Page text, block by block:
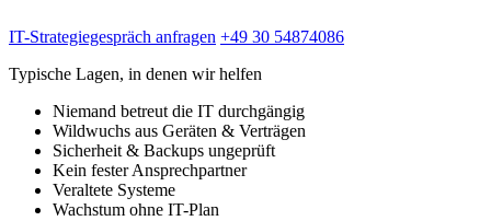
IT-Strategiegespräch anfragen +49 30 54874086
Typische Lagen, in denen wir helfen
Niemand betreut die IT durchgängig
Wildwuchs aus Geräten & Verträgen
Sicherheit & Backups ungeprüft
Kein fester Ansprechpartner
Veraltete Systeme
Wachstum ohne IT-Plan